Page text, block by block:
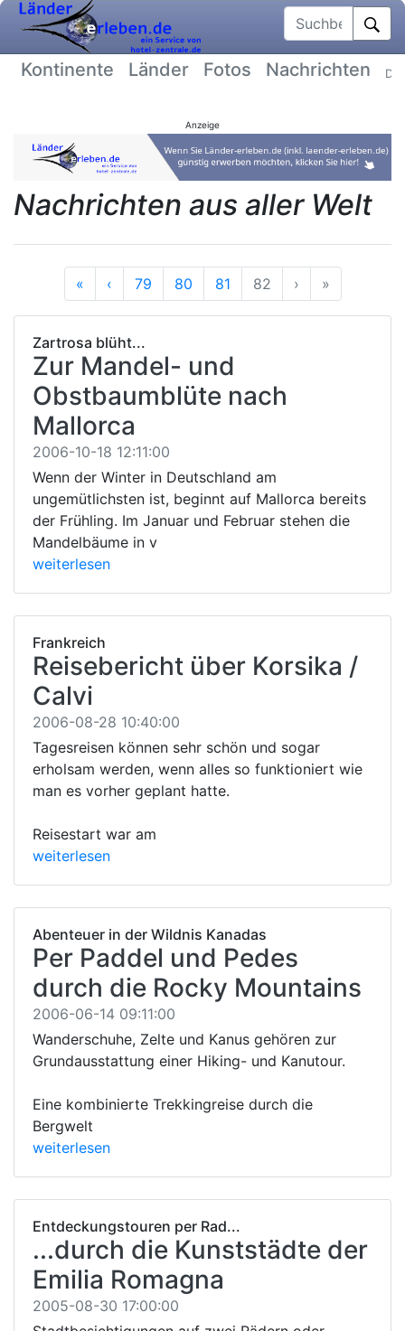
Suchbegriff
Kontinente Länder Fotos Nachrichten
Anzeige
Nachrichten aus aller Welt
« Anfang
‹Vorherige
79 80 81 82 ›Nächste
»Ende
Zartrosa blüht...
Zur Mandel- und
Obstbaumblüte nach
Mallorca
2006-10-18 12:11:00
Wenn der Winter in Deutschland am
ungemütlichsten ist, beginnt auf Mallorca bereits
der Frühling. Im Januar und Februar stehen die
Mandelbäume in v
weiterlesen
Frankreich
Reisebericht über Korsika /
Calvi
2006-08-28 10:40:00
Tagesreisen können sehr schön und sogar
erholsam werden, wenn alles so funktioniert wie
man es vorher geplant hatte.
Reisestart war am
weiterlesen
Abenteuer in der Wildnis Kanadas
Per Paddel und Pedes
durch die Rocky Mountains
2006-06-14 09:11:00
Wanderschuhe, Zelte und Kanus gehören zur
Grundausstattung einer Hiking- und Kanutour.
Eine kombinierte Trekkingreise durch die
Bergwelt
weiterlesen
Entdeckungstouren per Rad...
...durch die Kunststädte der
Emilia Romagna
2005-08-30 17:00:00